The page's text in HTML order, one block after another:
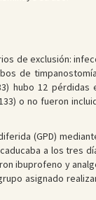
de exclusión:
de
hubo 12 pérdidas
o no fueron
(GPD)
a los tres
ibuprofeno y
asignado